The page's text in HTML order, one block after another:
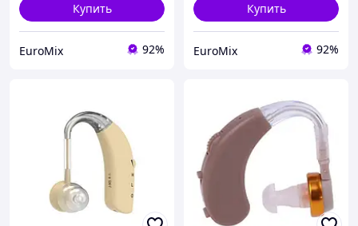
Купить
EuroMix 92%
Купить
EuroMix 92%